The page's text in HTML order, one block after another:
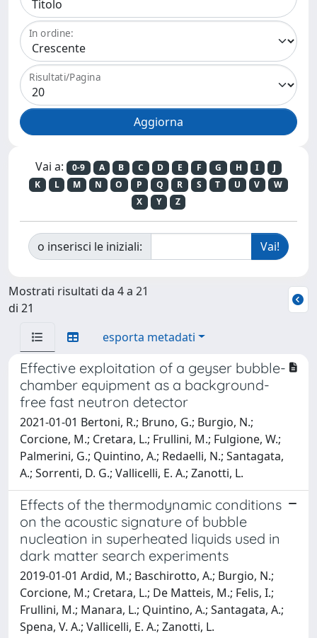
In ordine:
Risultati/Pagina
Vai a: 0-9 A B C D E F G H I
J
K
L M N O P Q R S T U V
W
X
Y Z
o inserisci le iniziali:
Mostrati risultati da 4 a 21
di 21
esporta metadati
Effective exploitation of a geyser bubble-
chamber equipment as a background-
free fast neutron detector
2021-01-01 Bertoni, R.; Bruno, G.; Burgio, N.;
Corcione, M.; Cretara, L.; Frullini, M.; Fulgione, W.;
Palmerini, G.; Quintino, A.; Redaelli, N.; Santagata,
A.; Sorrenti, D. G.; Vallicelli, E. A.; Zanotti, L.
Effects of the thermodynamic conditions
on the acoustic signature of bubble
nucleation in superheated liquids used in
dark matter search experiments
2019-01-01 Ardid, M.; Baschirotto, A.; Burgio, N.;
Corcione, M.; Cretara, L.; De Matteis, M.; Felis, I.;
Frullini, M.; Manara, L.; Quintino, A.; Santagata, A.;
Spena, V. A.; Vallicelli, E. A.; Zanotti, L.